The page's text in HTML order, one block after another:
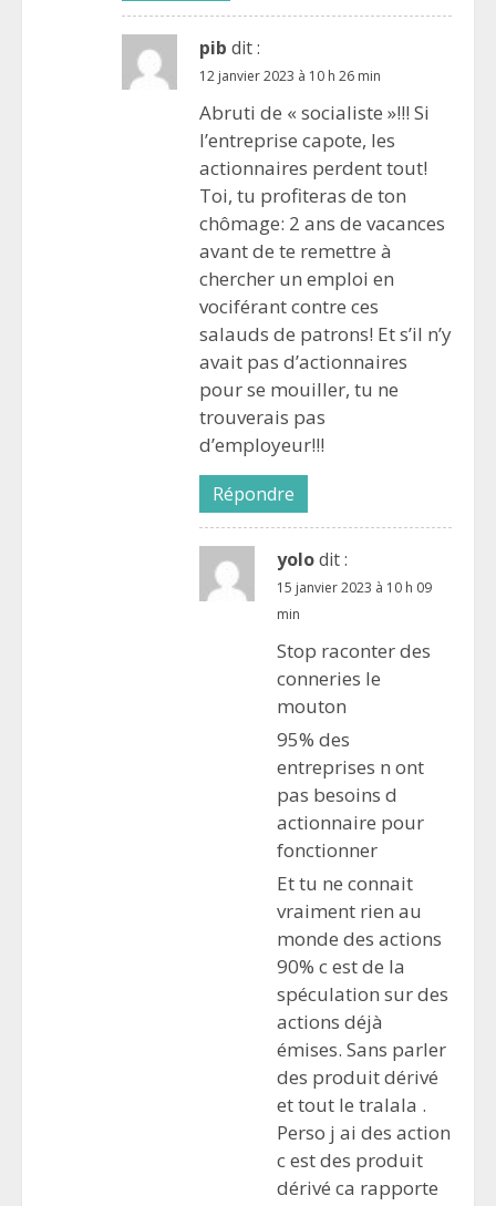
pib dit :
12 janvier 2023 à 10 h 26 min
Abruti de « socialiste »!!! Si
l’entreprise capote, les
actionnaires perdent tout!
Toi, tu profiteras de ton
chômage: 2 ans de vacances
avant de te remettre à
chercher un emploi en
vociférant contre ces
salauds de patrons! Et s’il n’y
avait pas d’actionnaires
pour se mouiller, tu ne
trouverais pas
d’employeur!!!
Répondre
yolodit :
15 janvier 2023 à 10 h 09
min
Stop raconter des
conneries le
mouton
95% des
entreprises n ont
pas besoins d
actionnaire pour
fonctionner
Et tu ne connait
vraiment rien au
monde des actions
90% c est de la
spéculation sur des
actions déjà
émises. Sans parler
des produit dérivé
et tout le tralala .
Perso j ai des action
c est des produit
dérivé ca rapporte